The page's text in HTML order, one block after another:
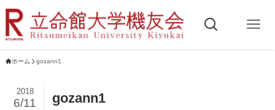
ホーム gozann1
gozann1
2018
6/11